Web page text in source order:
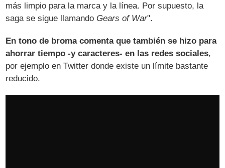
más limpio para la marca y la línea. Por supuesto, la
saga se sigue llamandoGears of War".
En tono de broma comenta que también se hizo para
ahorrar tiempo -y caracteres- en las redes sociales,
por ejemplo en Twitter donde existe un límite bastante
reducido.